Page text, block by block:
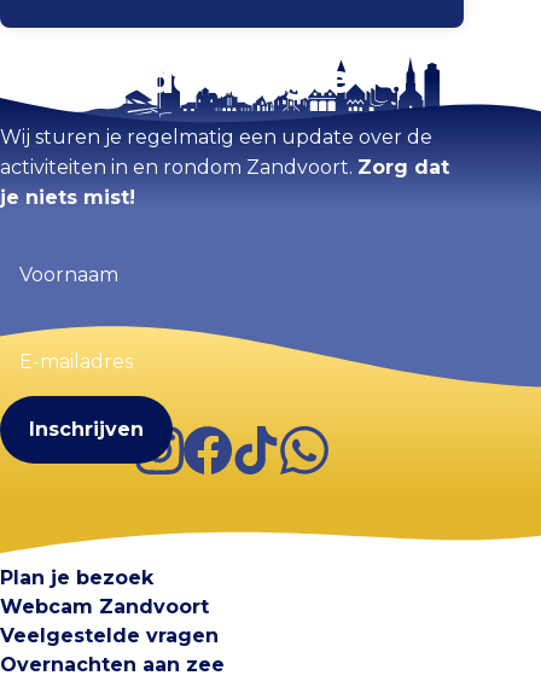
Kaart vergroten
Blijf op de hoogte
Wij sturen je regelmatig een update over de
activiteiten in en rondom Zandvoort. Zorg dat
je niets mist!
(Vereist)
E-
mailadres
InstagramFacebook
TikTokWhatsApp
Plan je bezoek
Webcam Zandvoort
Veelgestelde vragen
Overnachten aan zee